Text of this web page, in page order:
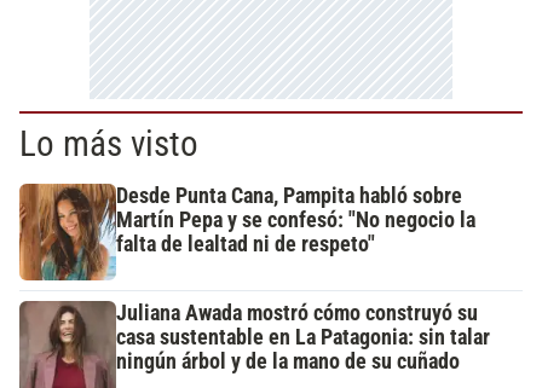
Lo más visto
Desde Punta Cana, Pampita habló sobre
Martín Pepa y se confesó: "No negocio la
falta de lealtad ni de respeto"
Juliana Awada mostró cómo construyó su
casa sustentable en La Patagonia: sin talar
ningún árbol y de la mano de su cuñado